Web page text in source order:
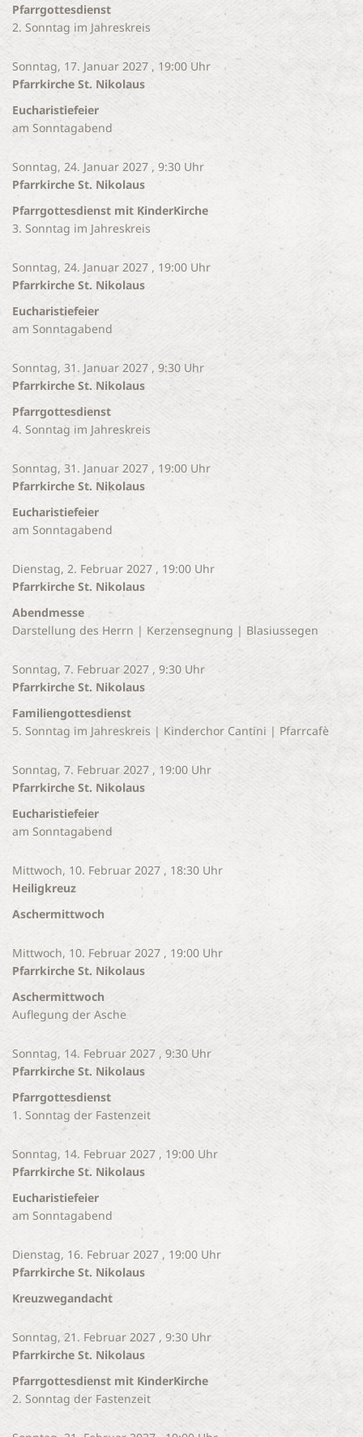
Pfarrgottesdienst
2. Sonntag im Jahreskreis
Sonntag, 17. Januar 2027 , 19:00 Uhr
Pfarrkirche St. Nikolaus
Eucharistiefeier
am Sonntagabend
Sonntag, 24. Januar 2027 , 9:30 Uhr
Pfarrkirche St. Nikolaus
Pfarrgottesdienst mit KinderKirche
3. Sonntag im Jahreskreis
Sonntag, 24. Januar 2027 , 19:00 Uhr
Pfarrkirche St. Nikolaus
Eucharistiefeier
am Sonntagabend
Sonntag, 31. Januar 2027 , 9:30 Uhr
Pfarrkirche St. Nikolaus
Pfarrgottesdienst
4. Sonntag im Jahreskreis
Sonntag, 31. Januar 2027 , 19:00 Uhr
Pfarrkirche St. Nikolaus
Eucharistiefeier
am Sonntagabend
Dienstag, 2. Februar 2027 , 19:00 Uhr
Pfarrkirche St. Nikolaus
Abendmesse
Darstellung des Herrn | Kerzensegnung | Blasiussegen
Sonntag, 7. Februar 2027 , 9:30 Uhr
Pfarrkirche St. Nikolaus
Familiengottesdienst
5. Sonntag im Jahreskreis | Kinderchor Cantini | Pfarrcafè
Sonntag, 7. Februar 2027 , 19:00 Uhr
Pfarrkirche St. Nikolaus
Eucharistiefeier
am Sonntagabend
Mittwoch, 10. Februar 2027 , 18:30 Uhr
Heiligkreuz
Aschermittwoch
Mittwoch, 10. Februar 2027 , 19:00 Uhr
Pfarrkirche St. Nikolaus
Aschermittwoch
Auflegung der Asche
Sonntag, 14. Februar 2027 , 9:30 Uhr
Pfarrkirche St. Nikolaus
Pfarrgottesdienst
1. Sonntag der Fastenzeit
Sonntag, 14. Februar 2027 , 19:00 Uhr
Pfarrkirche St. Nikolaus
Eucharistiefeier
am Sonntagabend
Dienstag, 16. Februar 2027 , 19:00 Uhr
Pfarrkirche St. Nikolaus
Kreuzwegandacht
Sonntag, 21. Februar 2027 , 9:30 Uhr
Pfarrkirche St. Nikolaus
Pfarrgottesdienst mit KinderKirche
2. Sonntag der Fastenzeit